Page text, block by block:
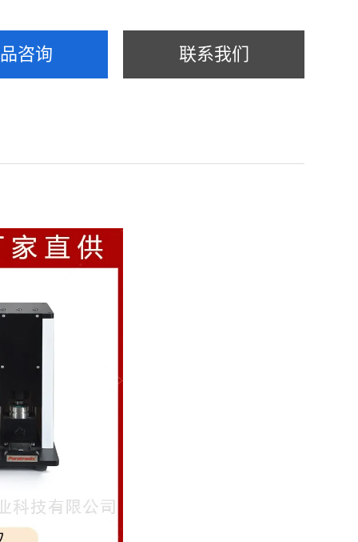
咨询 联系我们